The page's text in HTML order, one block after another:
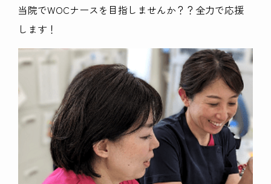
当院でWOCナースを目指しませんか？？全力で応援
します！